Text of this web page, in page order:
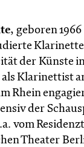
, geboren 1966
der Künste
Klarinettist
Rhein
der
vom
Theater